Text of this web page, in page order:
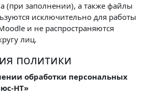
(при заполнении), а также файлы
исключительно для работы
и не распространяются
лиц.
политики
обработки персональных
НТ»